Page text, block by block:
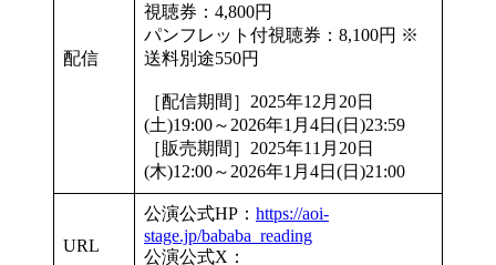
配信
視聴券：4,800円
パンフレット付視聴券：8,100円 ※
送料別途550円
［配信期間］2025年12月20日
(土)19:00～2026年1月4日(日)23:59
［販売期間］2025年11月20日
(木)12:00～2026年1月4日(日)21:00
URL
公演公式HP： https://aoi-
stage.jp/bababa_reading
公演公式X：